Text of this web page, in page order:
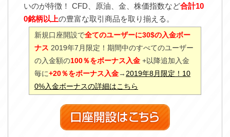
いのが特徴！ CFD、原油、金、株価指数など合計10
0銘柄以上の豊富な取引商品を取り揃える。
新規口座開設で全てのユーザーに30$の入金ボー
ナス 2019年7月限定！期間中のすべてのユーザー
の入金額の100％をボーナス入金 +以降追加入金
毎に+20％をボーナス入金→ 2019年8月限定！10
0%入金ボーナスの詳細はこちら